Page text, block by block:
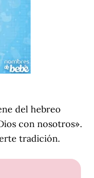
del hebreo
con nosotros».
tradición.